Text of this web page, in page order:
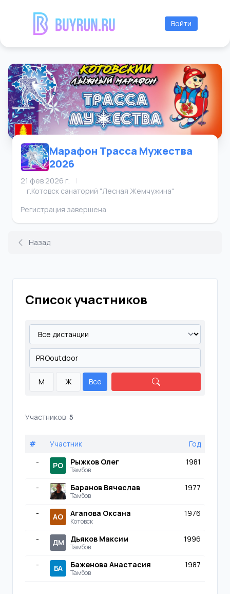
Войти
Марафон Трасса Мужества
2026
21 фев 2026 г.
|
г.Котовск санаторий "Лесная Жемчужина"
Регистрация завершена
Назад
Список участников
М Ж Все
Участников: 5
# Участник
Год
-
РО Рыжков Олег
Тамбов
1981
- Баранов Вячеслав
Тамбов
1977
- АО Агапова Оксана
Котовск
1976
- ДМ Дьяков Максим
Тамбов
1996
- БА Баженова Анастасия
Тамбов
1987